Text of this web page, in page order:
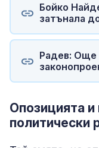
Бойко
затънала
Радев: Още
Опозицията
политически